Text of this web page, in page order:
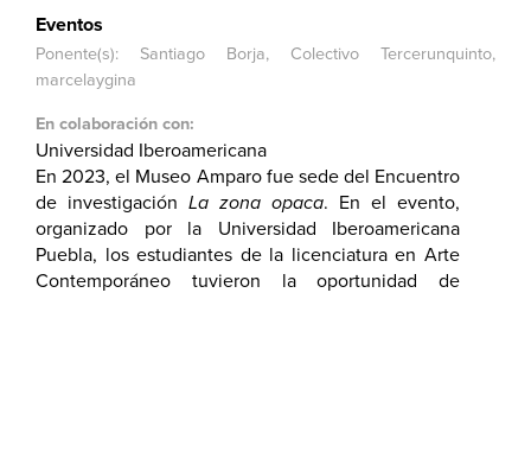
Eventos
Ponente(s): Santiago Borja, Colectivo Tercerunquinto,
marcelaygina
En colaboración con:
Universidad Iberoamericana
En 2023, el Museo Amparo fue sede del Encuentro
de investigación La zona opaca. En el evento,
organizado por la Universidad Iberoamericana
Puebla, los estudiantes de la licenciatura en Arte
Contemporáneo tuvieron la oportunidad de